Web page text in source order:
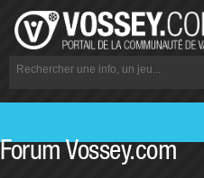
Forum Vossey.com